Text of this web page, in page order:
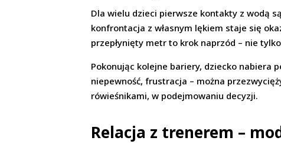
Dla wielu dzieci pierwsze kontakty z wodą
konfrontacja z własnym lękiem staje się
przepłynięty metr to krok naprzód – nie
Pokonując kolejne bariery, dziecko nabiera
niepewność, frustracja – można
rówieśnikami, w podejmowaniu decyzji.
Relacja z trenerem –